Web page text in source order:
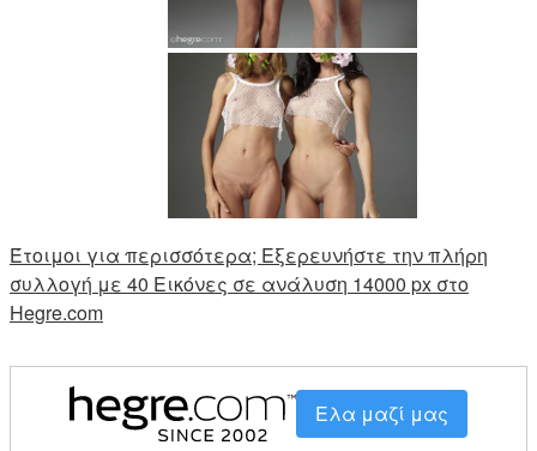
Έτοιμοι για περισσότερα; Εξερευνήστε την πλήρη
συλλογή με 40 Εικόνες σε ανάλυση 14000 px στο
Hegre.com
Ελα μαζί μας